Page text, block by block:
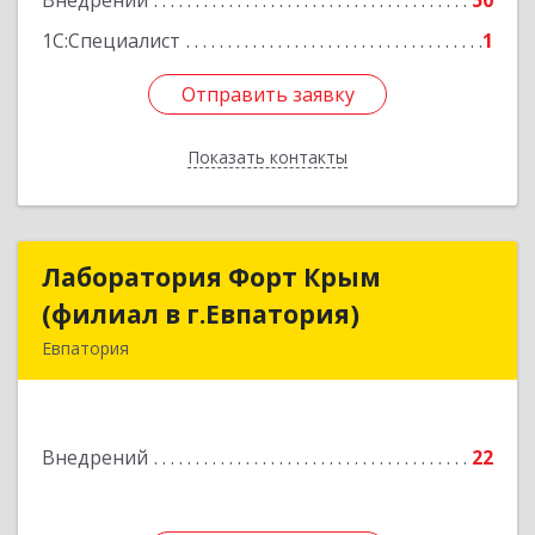
1С:Специалист
1
Отправить заявку
Показать контакты
Отправить заявку
Назад
Лаборатория Форт Крым
(филиал в г.Евпатория)
Евпатория
Внедрений 22
Лаборатория Форт Крым
(филиал в г.Евпатория)
Подробнее